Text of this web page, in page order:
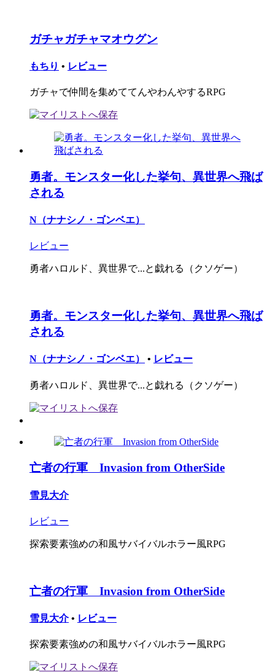
ガチャガチャマオウグン
もちり • レビュー
ガチャで仲間を集めててんやわんやするRPG
勇者。モンスター化した挙句、異世界へ飛ば
される
N（ナナシノ・ゴンベエ）
レビュー
勇者ハロルド、異世界で...と戯れる（クソゲー）
勇者。モンスター化した挙句、異世界へ飛ば
される
N（ナナシノ・ゴンベエ） • レビュー
勇者ハロルド、異世界で...と戯れる（クソゲー）
亡者の行軍 Invasion from OtherSide
雪見大介
レビュー
探索要素強めの和風サバイバルホラー風RPG
亡者の行軍 Invasion from OtherSide
雪見大介 • レビュー
探索要素強めの和風サバイバルホラー風RPG